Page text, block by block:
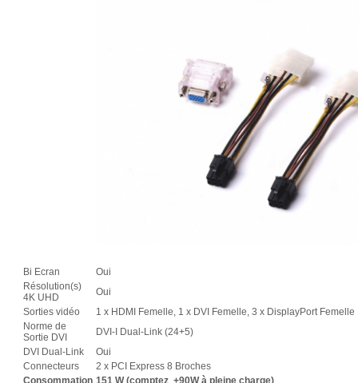
Bi Ecran
Oui
Résolution(s)
4K UHD
Oui
Sorties vidéo
1 x HDMI Femelle, 1 x DVI Femelle, 3 x DisplayPort Femelle
Norme de
Sortie DVI
DVI-I Dual-Link (24+5)
DVI Dual-Link
Oui
Connecteurs
2 x PCI Express 8 Broches
Consommation 151 W (comptez +90W à pleine charge)